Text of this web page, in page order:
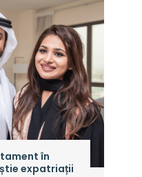
în
expatriații